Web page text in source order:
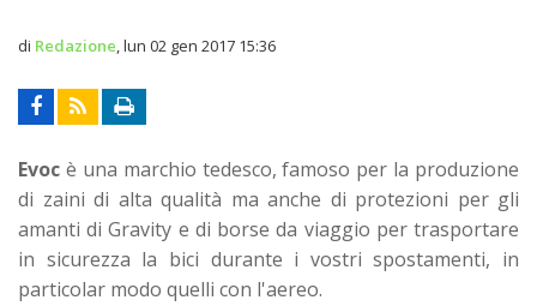
di Redazione lun 02 gen 2017 15:36
Evoc è una marchio tedesco, famoso per la produzione
di zaini di alta qualità ma anche di protezioni per gli
amanti di Gravity e di borse da viaggio per trasportare
in sicurezza la bici durante i vostri spostamenti, in
particolar modo quelli con l'aereo.